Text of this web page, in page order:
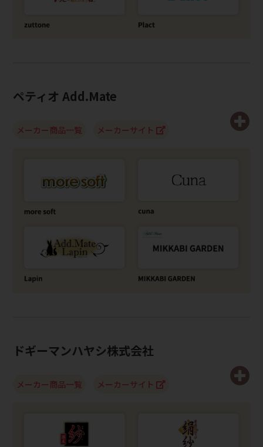
ペティオ Add.Mate
メーカー商品一覧 メーカーサイト
ドギーマンハヤシ株式会社
メーカー商品一覧 メーカーサイト